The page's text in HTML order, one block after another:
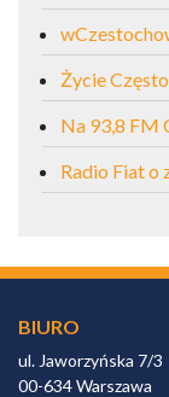
Życie
Na 93,8 FM
Radio Fiat o
BIURO
ul. Jaworzyńska 7/3
00-634 Warszawa